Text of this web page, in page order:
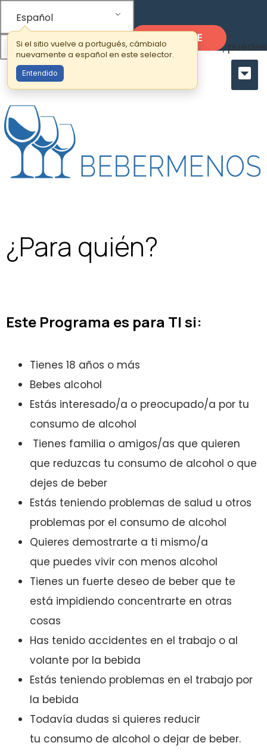
Español
Si el sitio vuelve al portugués por defecto,
ENTRE
¿Para quién?
Este Programa es para TI si:
Tienes 18 años o más
Bebes alcohol
Estás interesado/a o preocupado/a por tu
consumo de alcohol
Tienes familia o amigos/as que quieren
que reduzcas tu consumo de alcohol o que
dejes de beber
Estás teniendo problemas de salud u otros
problemas por el consumo de alcohol
Quieres demostrarte a ti mismo/a
que puedes vivir con menos alcohol
Tienes un fuerte deseo de beber que te
está impidiendo concentrarte en otras
cosas
Has tenido accidentes en el trabajo o al
volante por la bebida
Estás teniendo problemas en el trabajo por
la bebida
Todavía dudas si quieres reducir
tu consumo de alcohol o dejar de beber.
Si el sitio vuelve a portugués, cámbialo
nuevamente a español en este selector.
Entendido